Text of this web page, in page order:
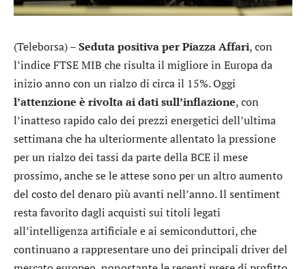
(Teleborsa) –Seduta positiva per Piazza Affari, con
l’indice FTSE MIB che risulta il migliore in Europa da
inizio anno con un rialzo di circa il 15%. Oggi
l’attenzione è rivolta ai dati sull’inflazione, con
l’inatteso rapido calo dei prezzi energetici dell’ultima
settimana che ha ulteriormente allentato la pressione
per un rialzo dei tassi da parte della BCE il mese
prossimo, anche se le attese sono per un altro aumento
del costo del denaro più avanti nell’anno. Il sentiment
resta favorito dagli acquisti sui titoli legati
all’intelligenza artificiale e ai semiconduttori, che
continuano a rappresentare uno dei principali driver del